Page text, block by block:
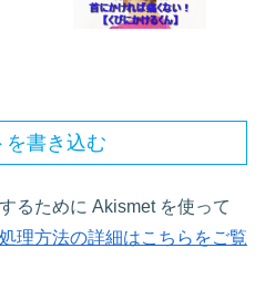
を書き込む
るために Akismet を使って
理方法の詳細はこちらをご覧